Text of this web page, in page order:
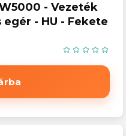
- Vezeték
- HU - Fekete